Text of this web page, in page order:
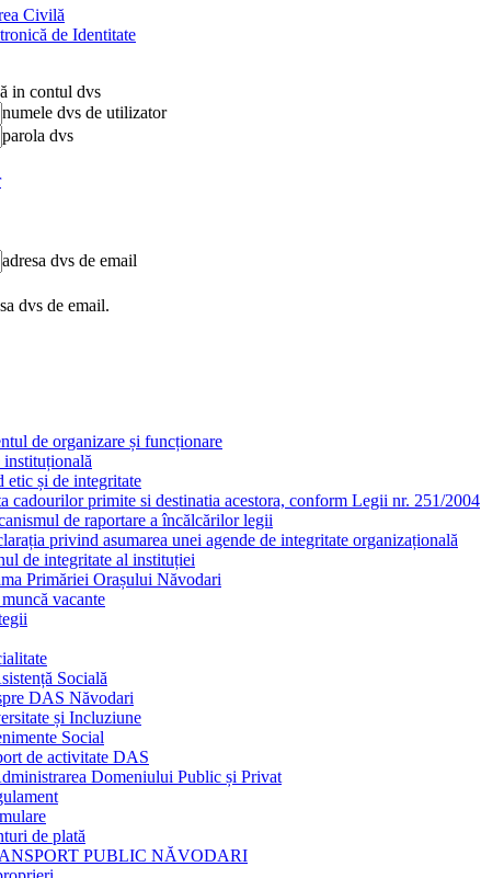
Civilă
de Identitate
in contul dvs
numele dvs de utilizator
parola dvs
adresa dvs de email
dvs de email.
de organizare și funcționare
instituțională
etic și de integritate
cadourilor primite si destinatia acestora, conform Legii nr. 251/2004
de raportare a încălcărilor legii
privind asumarea unei agende de integritate organizațională
de integritate al instituției
Primăriei Orașului Năvodari
vacante
Socială
DAS Năvodari
și Incluziune
Social
de activitate DAS
Domeniului Public și Privat
de plată
PUBLIC NĂVODARI